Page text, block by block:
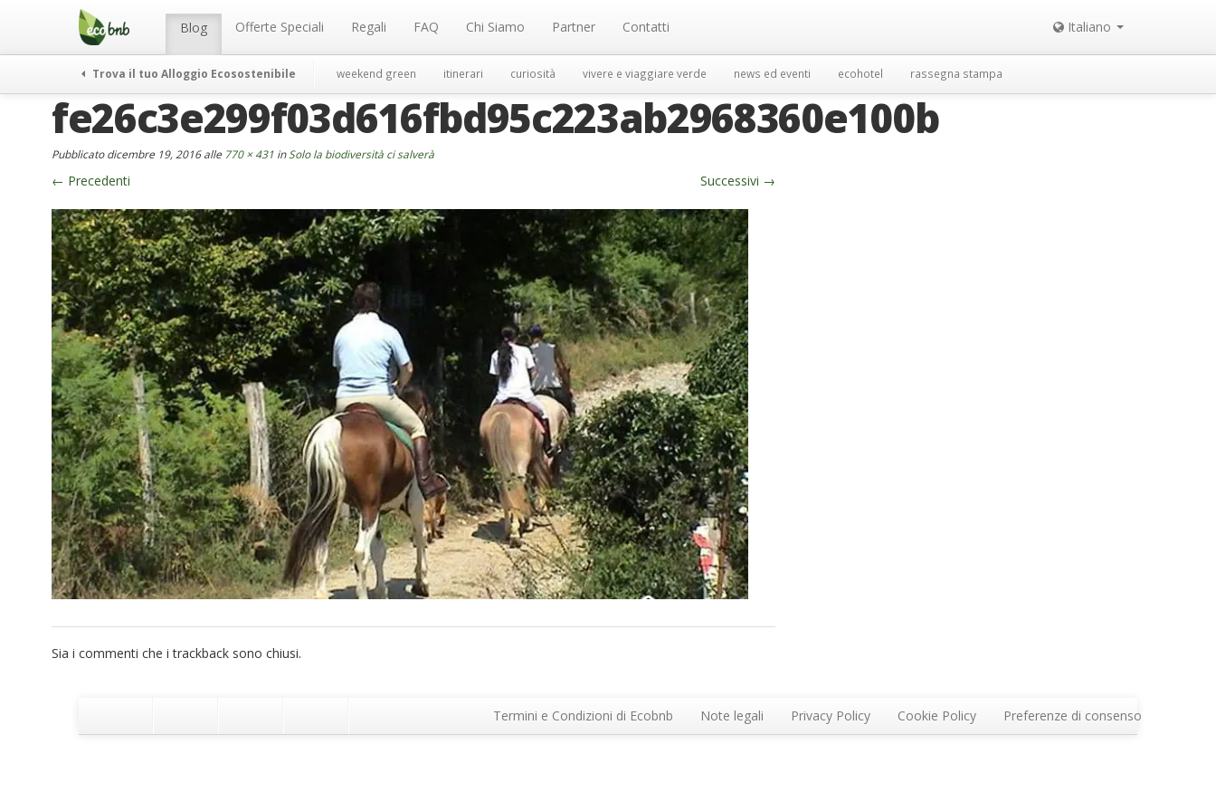
Menu Blog Offerte Speciali Regali FAQ Chi Siamo Partner Contatti Italiano
Trova il tuo Alloggio Ecosostenibile weekend green itinerari curiosità vivere e viaggiare verde news ed eventi ecohotel rassegna stampa
fe26c3e299f03d616fbd95c223ab2968360e100b
Pubblicatodicembre 19, 2016alle 770 × 431 in Solo la biodiversità ci salverà
← Precedenti Successivi →
Sia i commenti che i trackback sono chiusi.
Termini e Condizioni di Ecobnb Note legali Privacy Policy Cookie Policy Preferenze di consenso